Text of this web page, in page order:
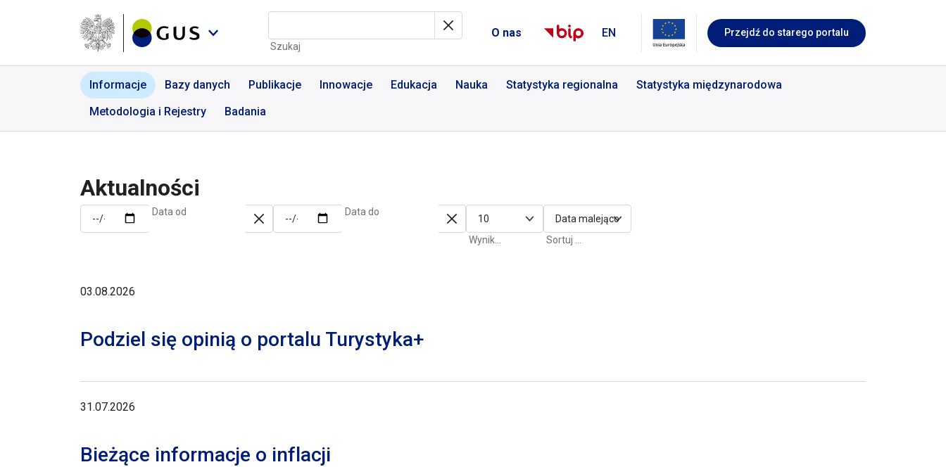
Aktualności | GUS - Portal Informacyjny
Szukaj
O nas EN Przejdź do starego portalu
Informacje Bazy danych Publikacje Innowacje Edukacja Nauka Statystyka regionalna
Statystyka międzynarodowa
Metodologia i Rejestry
Badania
Aktualności
Data od Data do
Wyniki na stronę
03.08.2026
Podziel się opinią o portalu Turystyka+
31.07.2026
Bieżące informacje o inflacji